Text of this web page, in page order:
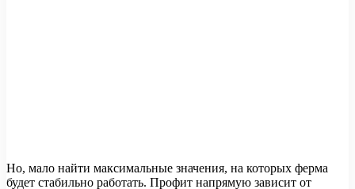
Но, мало найти максимальные значения, на которых ферма
будет стабильно работать. Профит напрямую зависит от